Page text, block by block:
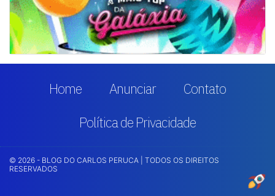
Home Anunciar
Contato
Política de Privacidade
© 2026 - BLOG DO CARLOS PERUCA | TODOS OS DIREITOS
RESERVADOS